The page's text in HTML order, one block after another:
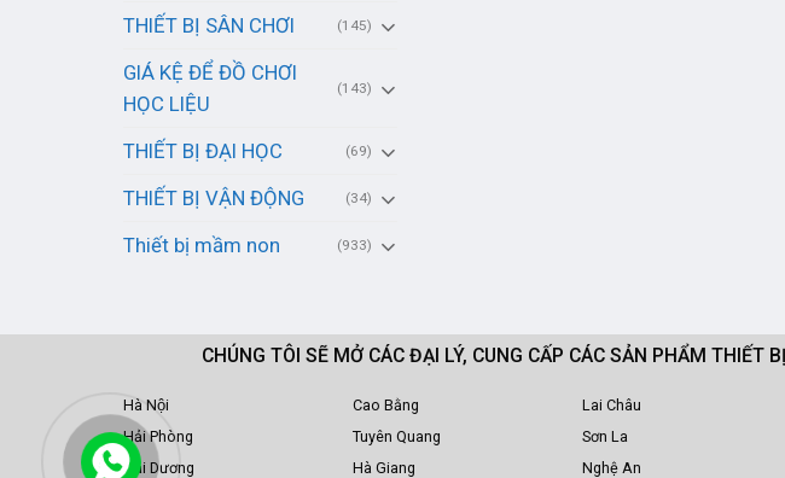
THIẾT BỊ SÂN CHƠI (145)
GIÁ KỆ ĐỂ ĐỒ CHƠI
HỌC LIỆU
(143)
THIẾT BỊ ĐẠI HỌC (69)
THIẾT BỊ VẬN ĐỘNG (34)
Thiết bị mầm non (933)
CHÚNG TÔI SẼ MỞ CÁC ĐẠI LÝ, CUNG CẤP CÁC SẢN PHẨM THIẾT
Hà Nội
Hải Phòng
Hải Dương
Cao Bằng
Tuyên Quang
Hà Giang
Lai Châu
Sơn La
Nghệ An